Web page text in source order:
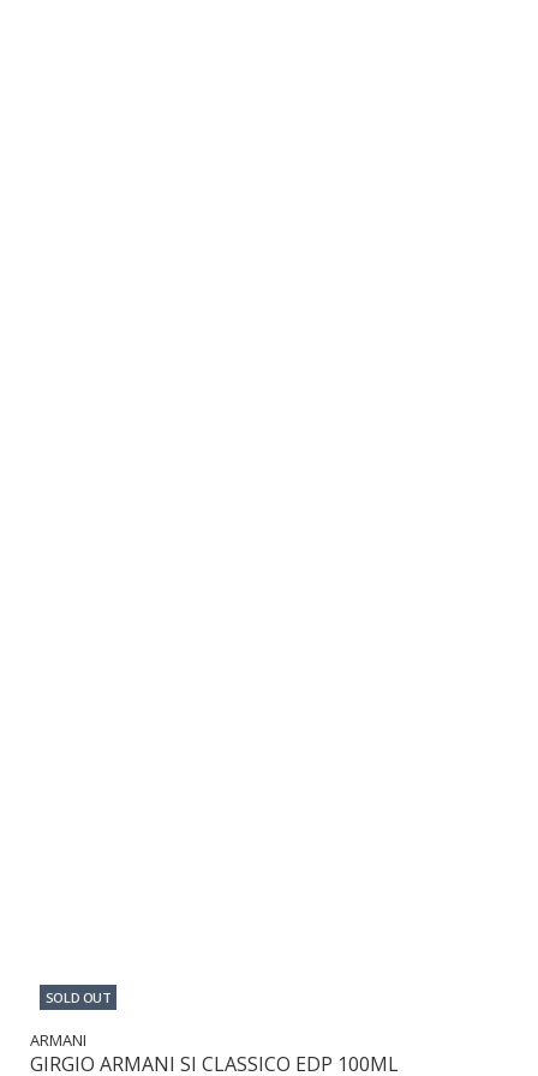
SOLD OUT
ARMANI
GIRGIO ARMANI SI CLASSICO EDP 100ML